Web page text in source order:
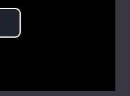
Туризм
Погода